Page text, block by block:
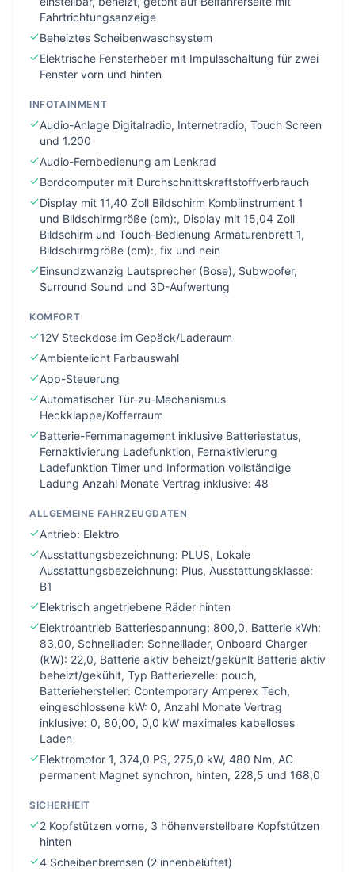
Fahrtrichtungsanzeige
Beheiztes Scheibenwaschsystem
Elektrische Fensterheber mit Impulsschaltung für zwei
Fenster vorn und hinten
INFOTAINMENT
Audio-Anlage Digitalradio, Internetradio, Touch Screen
und 1.200
Audio-Fernbedienung am Lenkrad
Bordcomputer mit Durchschnittskraftstoffverbrauch
Display mit 11,40 Zoll Bildschirm Kombiinstrument 1
und Bildschirmgröße (cm):, Display mit 15,04 Zoll
Bildschirm und Touch-Bedienung Armaturenbrett 1,
Bildschirmgröße (cm):, fix und nein
Einsundzwanzig Lautsprecher (Bose), Subwoofer,
Surround Sound und 3D-Aufwertung
KOMFORT
12V Steckdose im Gepäck/Laderaum
Ambientelicht Farbauswahl
App-Steuerung
Automatischer Tür-zu-Mechanismus
Heckklappe/Kofferraum
Batterie-Fernmanagement inklusive Batteriestatus,
Fernaktivierung Ladefunktion, Fernaktivierung
Ladefunktion Timer und Information vollständige
Ladung Anzahl Monate Vertrag inklusive: 48
ALLGEMEINE FAHRZEUGDATEN
Antrieb: Elektro
Ausstattungsbezeichnung: PLUS, Lokale
Ausstattungsbezeichnung: Plus, Ausstattungsklasse:
B1
Elektrisch angetriebene Räder hinten
Elektroantrieb Batteriespannung: 800,0, Batterie kWh:
83,00, Schnelllader: Schnelllader, Onboard Charger
(kW): 22,0, Batterie aktiv beheizt/gekühlt Batterie aktiv
beheizt/gekühlt, Typ Batteriezelle: pouch,
Batteriehersteller: Contemporary Amperex Tech,
eingeschlossene kW: 0, Anzahl Monate Vertrag
inklusive: 0, 80,00, 0,0 kW maximales kabelloses
Laden
Elektromotor 1, 374,0 PS, 275,0 kW, 480 Nm, AC
permanent Magnet synchron, hinten, 228,5 und 168,0
SICHERHEIT
2 Kopfstützen vorne, 3 höhenverstellbare Kopfstützen
hinten
4 Scheibenbremsen (2 innenbelüftet)